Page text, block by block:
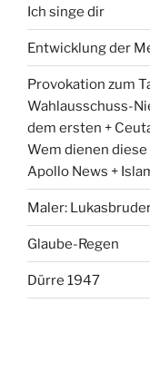
Ich singe dir
Entwicklung der
Provokation zum
Wahlausschuss-
dem ersten +
Wem dienen diese
Apollo News +
Maler:
Glaube-Regen
Dürre 1947